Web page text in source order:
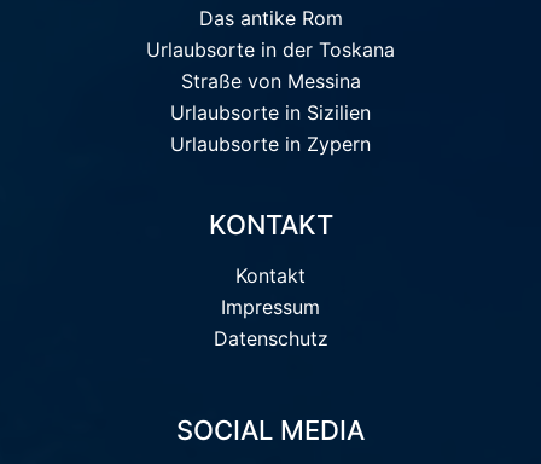
Das antike Rom
Urlaubsorte in der Toskana
Straße von Messina
Urlaubsorte in Sizilien
Urlaubsorte in Zypern
KONTAKT
Kontakt
Impressum
Datenschutz
SOCIAL MEDIA